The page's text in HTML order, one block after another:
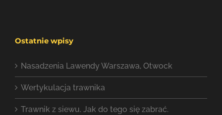
Ostatnie wpisy
Nasadzenia Lawendy Warszawa, Otwock
Wertykulacja trawnika
Trawnik z siewu. Jak do tego się zabrać.